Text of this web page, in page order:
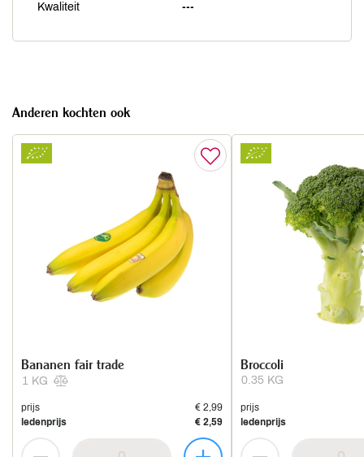
Kwaliteit ---
Anderen kochten ook
1 KG
Bananen fair trade
prijs
€ 2,99
ledenprijs
€ 2,59
0.35 KG
Broccoli
prijs
ledenprijs